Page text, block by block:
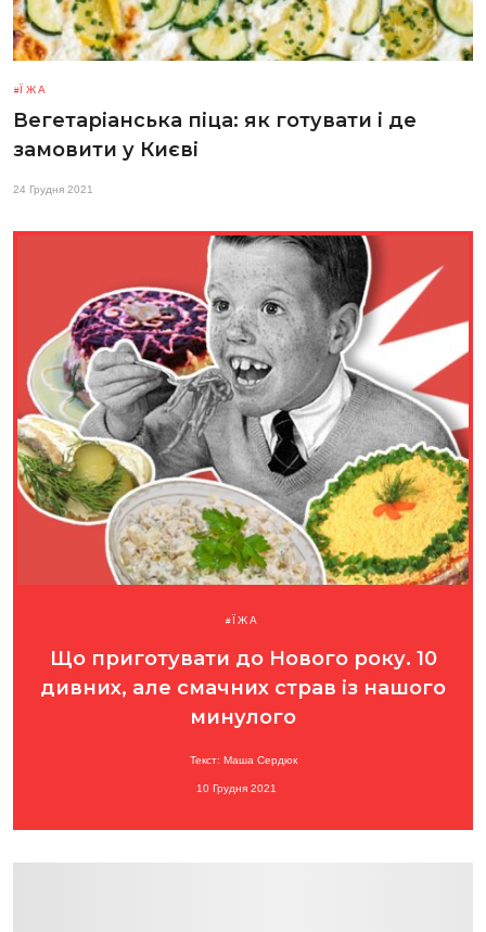
ЇЖА
Вегетаріанська піца: як готувати і де
замовити у Києві
24 Грудня 2021
ЇЖА
Що приготувати до Нового року. 10
дивних, але смачних страв із нашого
минулого
Текст: Маша Сердюк
10 Грудня 2021